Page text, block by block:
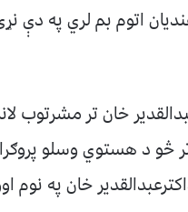
اتوم بم لري په
عبدالقدير خان تر
څو د هستوي وسلو
کې د ډاکترعبدالقدير خان په